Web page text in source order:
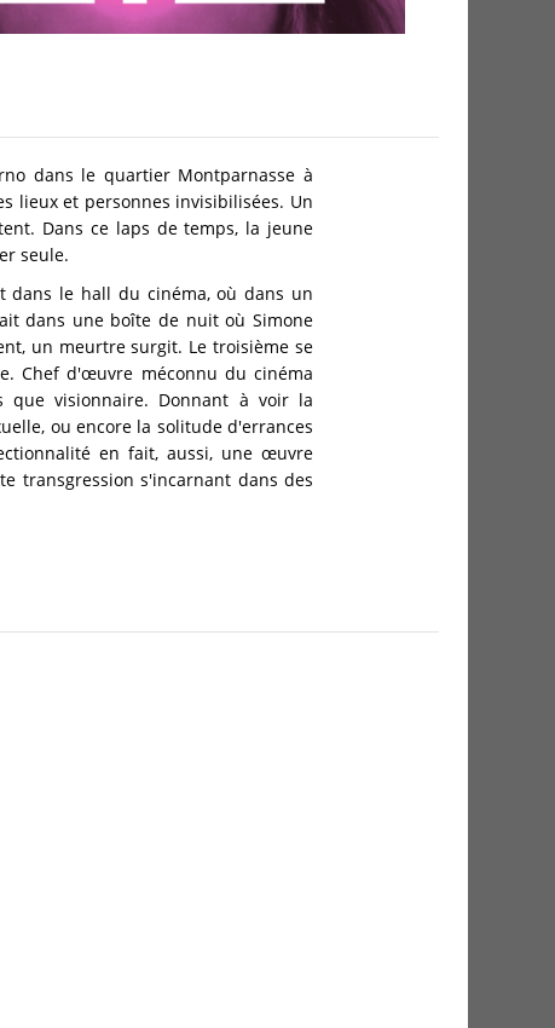
dans le quartier Montparnasse à
lieux et personnes invisibilisées. Un
Dans ce laps de temps, la jeune
seule.
dans le hall du cinéma, où dans un
dans une boîte de nuit où Simone
un meurtre surgit. Le troisième se
Chef d'œuvre méconnu du cinéma
que visionnaire. Donnant à voir la
ou encore la solitude d'errances
en fait, aussi, une œuvre
transgression s'incarnant dans des